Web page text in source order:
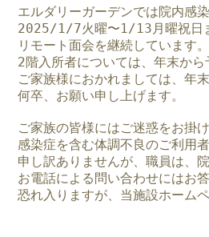
エルダリーガーデンでは院内感
2025/1/7火曜〜1/13月曜祝日
リモート面会を継続しています。
2階入所者については、年末か
ご家族様におかれましては、年
何卒、お願い申し上げます。
ご家族の皆様にはご迷惑をお掛
感染症を含む体調不良のご利用
申し訳ありませんが、職員は、
お電話による問い合わせにはお
恐れ入りますが、当施設ホーム